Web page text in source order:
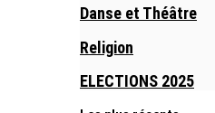
Danse et Théâtre
Religion
ELECTIONS 2025